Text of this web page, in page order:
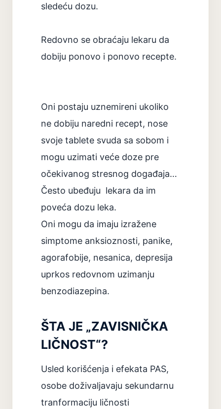
sledeću dozu.
Redovno se obraćaju lekaru da
dobiju ponovo i ponovo recepte.
Oni postaju uznemireni ukoliko
ne dobiju naredni recept, nose
svoje tablete svuda sa sobom i
mogu uzimati veće doze pre
očekivanog stresnog događaja…
Često ubeđuju lekara da im
poveća dozu leka.
Oni mogu da imaju izražene
simptome anksioznosti, panike,
agorafobije, nesanica, depresija
uprkos redovnom uzimanju
benzodiazepina.
ŠTA JE „ZAVISNIČKA
LIČNOST“?
Usled korišćenja i efekata PAS,
osobe doživaljavaju sekundarnu
tranformaciju ličnosti